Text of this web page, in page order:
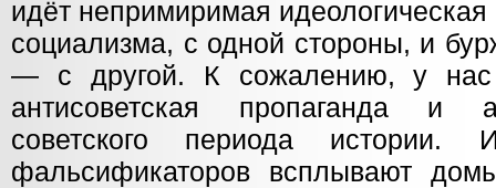
идёт непримиримая
социализма, с одной стороны, и
— с другой. К сожалению, у нас
антисоветская пропаганда и
советского периода истории.
фальсификаторов всплывают